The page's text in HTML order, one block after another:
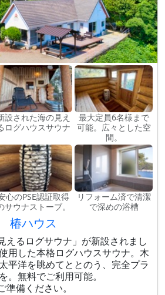
設された海の見え
ログハウスサウナ
最大定員6名様まで
可能。広々とした空
間。
心のPSE認証取得
サウナストーブ。
リフォーム済で清潔
で深めの浴槽
椿ハウス
えるログサウナ」が新設されまし
用した本格ログハウスサウナ。木
平洋を眺めてととのう、完全プラ
。無料でご利用可能。
備ください。